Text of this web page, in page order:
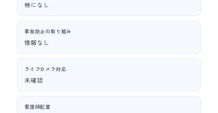
特になし
事故防止の取り組み
情報なし
ライブカメラ対応
未確認
看護師配置